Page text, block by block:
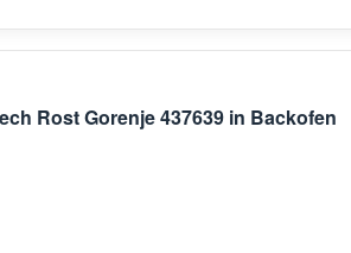
Rost Gorenje 437639 in Backofen